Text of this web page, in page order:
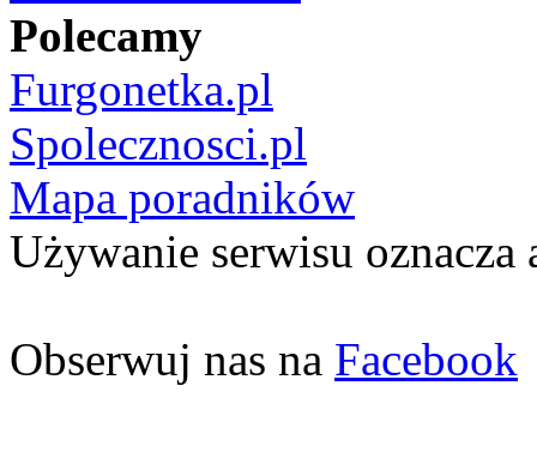
Polecamy
Furgonetka.pl
Spolecznosci.pl
Mapa poradników
Używanie serwisu oznacza
Obserwuj nas na Facebook